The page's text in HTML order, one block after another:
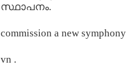
സ്ഥാപനം.
commission a new
vn .